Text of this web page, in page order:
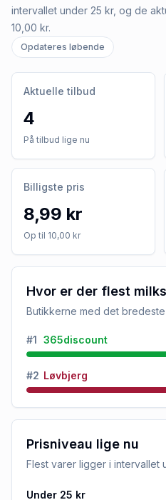
intervallet under 25 kr, og de
10,00 kr.
Opdateres løbende
Aktuelle tilbud
4
På tilbud lige nu
Billigste pris
8,99 kr
Op til 10,00 kr
Hvor er der flest
Butikkerne med det
#1 365discount
#2 Løvbjerg
Prisniveau lige nu
Flest varer ligger i intervallet
Under 25 kr